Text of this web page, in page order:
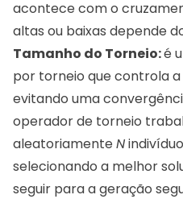
acontece com o
altas ou baixas depende
Tamanho do Torneio:é
por torneio que controla
evitando uma
operador de torneio
aleatoriamente N
selecionando a melhor
seguir para a geração